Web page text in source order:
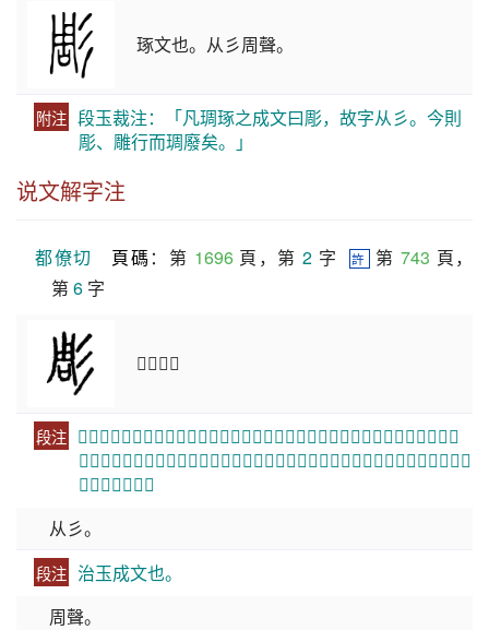
琢文也。从彡周聲。
附注 段玉裁注：「凡琱琢之成文曰彫，故字从彡。今則
彫、雕行而琱廢矣。」
说文解字注
都僚切 頁碼 ：第 1696 頁，第 2 字 許 第 743 頁，
第 6 字
𤥨文也。
段注 𤥨者，治玉也。《玉部》有琱，亦治玉也。《大雅》：追琢其章。傳曰：追，彫
也。金曰彫。玉曰𤥨。《毛傳》字當作琱。凡琱琢之成文曰彫。故字从彡。今則彫
雕行而琱廢矣。
从彡。
段注 治玉成文也。
周聲。